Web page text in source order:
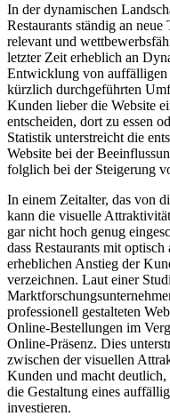
In der dynamischen
Restaurants ständig an
relevant und
letzter Zeit erheblich an
Entwicklung von auffälligen
kürzlich durchgeführten
Kunden lieber die Website
entscheiden, dort zu essen
Statistik unterstreicht die
Website bei der
folglich bei der Steigerung
In einem Zeitalter, das von
kann die visuelle
gar nicht hoch genug
dass Restaurants mit optisch
erheblichen Anstieg der
verzeichnen. Laut einer
professionell gestalteten
Online-Bestellungen im
Online-Präsenz. Dies
zwischen der visuellen
Kunden und macht
die Gestaltung eines
investieren.